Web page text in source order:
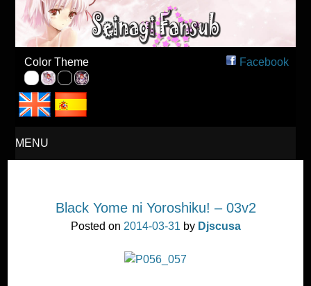
Seinagi Fansub – Español
Color Theme Facebook
MENU
Black Yome ni Yoroshiku! – 03v2
Posted on 2014-03-31by Djscusa